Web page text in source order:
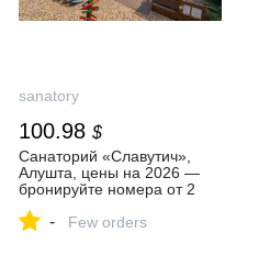
sanatory
100.98 $
Санаторий «Славутич»,
Алушта, цены на 2026 —
бронируйте номера от 2
- Few orders